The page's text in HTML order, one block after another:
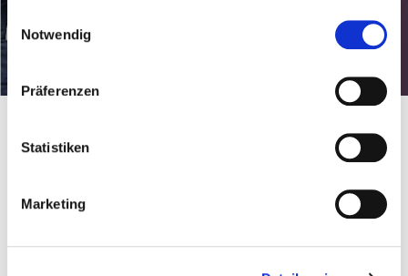
Notwendig
Präferenzen
Statistiken
Marketing
Mehrweg statt Wegwerfen
Neumarkter Lammsbräu legen auch Wert auf eine
Riesensache für Ressourcen- und Klimaschutz - doch leider
den Kreislauf zu schließen!